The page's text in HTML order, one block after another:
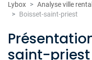
Lybox Analyse ville
Boisset-saint-priest
saint-priest